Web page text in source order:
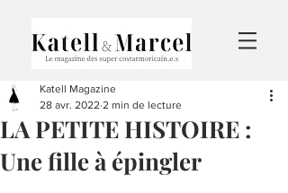
LA PETITE HISTOIRE :
Une fille à épingler
Katell Magazine
28 avr. 2022 2 min de lecture